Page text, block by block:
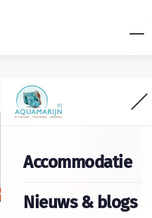
Accommodatie
Nieuws & blogs